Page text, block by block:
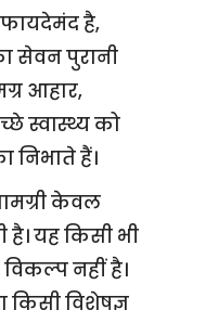
है,
सेवन पुरानी
आहार,
स्वास्थ्य को
निभाते हैं।
केवल
है। यह किसी भी
नहीं है।
विशेषज्ञ